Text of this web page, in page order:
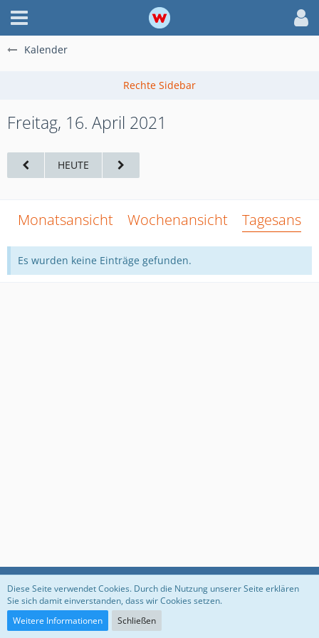
Kalender
Freitag, 16. April 2021
HEUTE
Monatsansicht Wochenansicht
Es wurden keine Einträge gefunden.
Datenschutzerklärung Impressum
Diese Seite verwendet Cookies. Durch die Nutzung unserer Seite erklären
Sie sich damit einverstanden, dass wir Cookies setzen.
Weitere Informationen
Schließen